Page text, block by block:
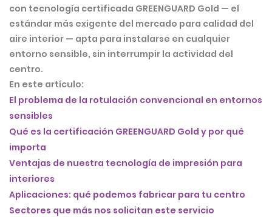
con tecnología certificada GREENGUARD Gold — el
estándar más exigente del mercado para calidad del
aire interior — apta para instalarse en cualquier
entorno sensible, sin interrumpir la actividad del
centro.
En este artículo:
El problema de la rotulación convencional en entornos
sensibles
Qué es la certificación GREENGUARD Gold y por qué
importa
Ventajas de nuestra tecnología de impresión para
interiores
Aplicaciones: qué podemos fabricar para tu centro
Sectores que más nos solicitan este servicio